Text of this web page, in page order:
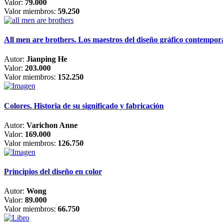
Valor: 79.000
Valor miembros: 59.250
All men are brothers. Los maestros del diseño gráfico
Autor: Jianping He
Valor: 203.000
Valor miembros: 152.250
Colores. Historia de su significado y fabricación
Autor: Varichon Anne
Valor: 169.000
Valor miembros: 126.750
Principios del diseño en color
Autor: Wong
Valor: 89.000
Valor miembros: 66.750